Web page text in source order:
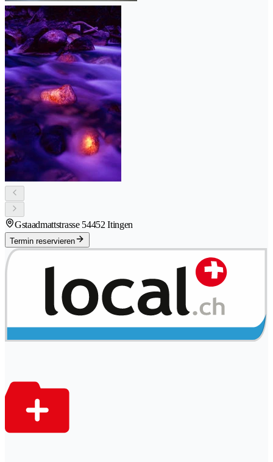
Gstaadmattstrasse 54452 Itingen
Termin reservieren